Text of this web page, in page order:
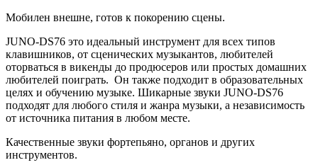
Мобилен внешне, готов к покорению сцены.
JUNO-DS76 это идеальный инструмент для всех типов
клавишников, от сценических музыкантов, любителей
оторваться в викенды до продюсеров или простых домашних
любителей поиграть. Он также подходит в образовательных
целях и обучению музыке. Шикарные звуки JUNO-DS76
подходят для любого стиля и жанра музыки, а независимость
от источника питания в любом месте.
Качественные звуки фортепьяно, органов и других
инструментов.